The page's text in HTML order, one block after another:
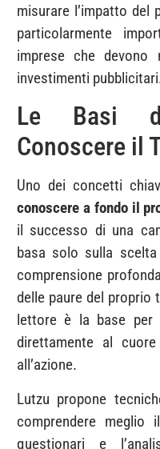
misurare l’impatto del
particolarmente
imprese che devono
investimenti
Le Basi
Conoscere il
Uno dei concetti
conoscere a fondo il
il successo di una
basa solo sulla
comprensione
delle paure del proprio
lettore è la base per
direttamente al
all’azione.
Lutzu propone
comprendere meglio
questionari e